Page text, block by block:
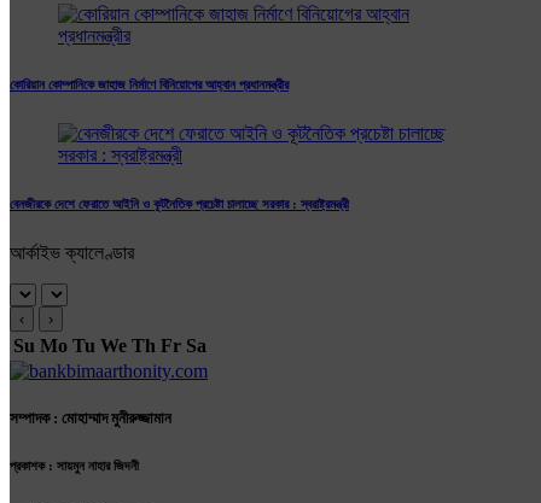
কোরিয়ান কোম্পানিকে জাহাজ নির্মাণে বিনিয়োগের আহ্বান প্রধানমন্ত্রীর
বেনজীরকে দেশে ফেরাতে আইনি ও কূটনৈতিক প্রচেষ্টা চালাচ্ছে সরকার : স্বরাষ্ট্রমন্ত্রী
আর্কাইভ ক্যালেণ্ডার
‹ ›
Su Mo Tu We Th Fr Sa
সম্পাদক : মোহাম্মাদ মুনীরুজ্জামান
প্রকাশক : সায়মুন নাহার জিদনী